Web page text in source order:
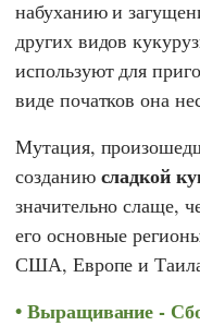
набуханию и
других видов
используют для
виде початков она
Мутация,
созданию сладкой
значительно слаще,
его основные
США, Европе и
Выращивание -